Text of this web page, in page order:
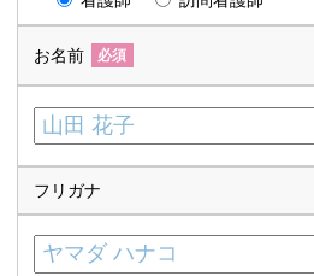
お名前 必須
フリガナ